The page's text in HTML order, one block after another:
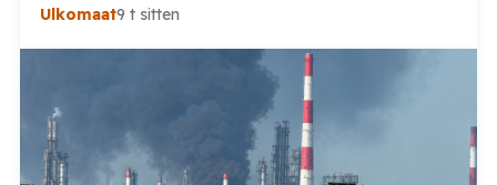
yhteensä 203 ukrainalaista kiinteäsiipistä
miehittämätöntä ilma-alusta torstai-illan 6. elokuuta
ja perjantaiaamun 7. elokuuta välisenä aikana.
Ministeriön ilmoitus koskee aikaväliä kello 20–08
Moskovan aikaa. Ministeriön mukaan drooneja
torjuttiin […]
Ulkomaat9 t sitten